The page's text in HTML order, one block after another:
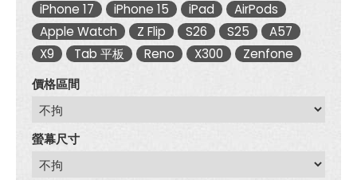
iPhone 17
iPhone 15 iPad
AirPods
Apple Watch
Z Flip S26 S25
A57
X9
Tab 平板 Reno X300
Zenfone
價格區間
螢幕尺寸